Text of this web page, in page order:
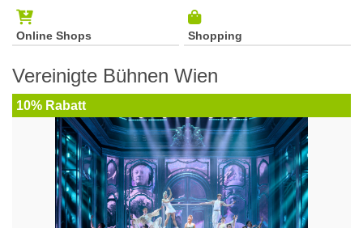
Online Shops Shopping
Vereinigte Bühnen Wien
10% Rabatt